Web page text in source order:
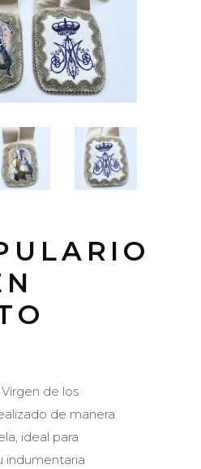
de los
de manera
ideal para
indumentaria